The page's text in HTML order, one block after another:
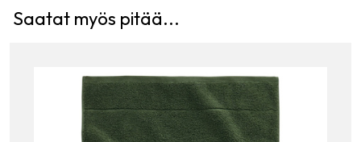
Saatat myös pitää...